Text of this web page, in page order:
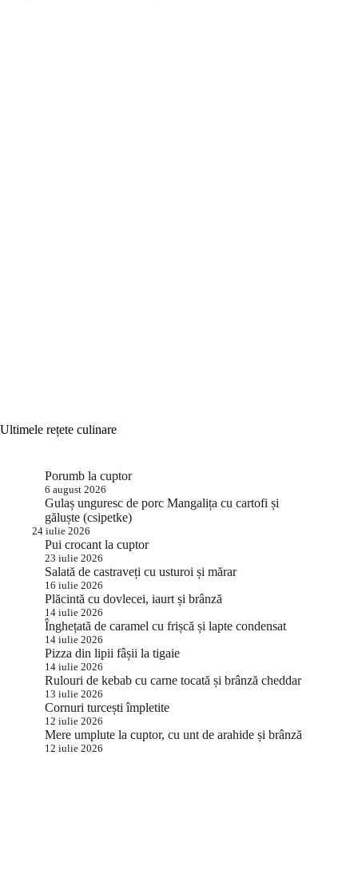
Ultimele rețete culinare
Porumb la cuptor
6 august 2026
Gulaș unguresc de porc Mangalița cu cartofi și
găluște (csipetke)
24 iulie 2026
Pui crocant la cuptor
23 iulie 2026
Salată de castraveți cu usturoi și mărar
16 iulie 2026
Plăcintă cu dovlecei, iaurt și brânză
14 iulie 2026
Înghețată de caramel cu frișcă și lapte condensat
14 iulie 2026
Pizza din lipii fâșii la tigaie
14 iulie 2026
Rulouri de kebab cu carne tocată și brânză cheddar
13 iulie 2026
Cornuri turcești împletite
12 iulie 2026
Mere umplute la cuptor, cu unt de arahide și brânză
12 iulie 2026